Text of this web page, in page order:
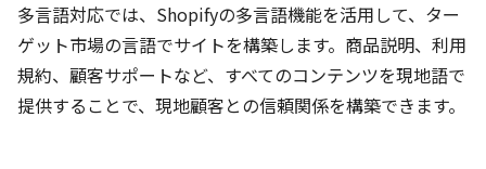
多言語対応では、Shopifyの多言語機能を活用して、ター
ゲット市場の言語でサイトを構築します。商品説明、利用
規約、顧客サポートなど、すべてのコンテンツを現地語で
提供することで、現地顧客との信頼関係を構築できます。